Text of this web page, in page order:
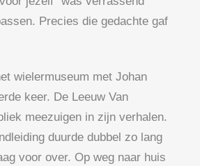
Precies die gedachte gaf
wielermuseum met Johan
keer. De Leeuw Van
meezuigen in zijn verhalen.
duurde dubbel zo lang
voor over. Op weg naar huis